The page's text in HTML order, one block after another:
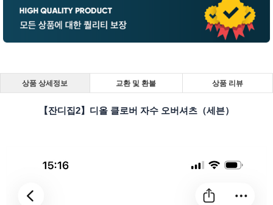
상품 상세정보 교환 및 환불 상품 리뷰
【잔디집2】디올 클로버 자수 오버셔츠（세븐）